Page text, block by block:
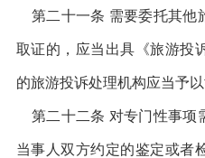
第二十一条 需要委托其他
取证的，应当出具《旅游投
的旅游投诉处理机构应
第二十二条 对专门性事项
当事人双方约定的鉴定或者